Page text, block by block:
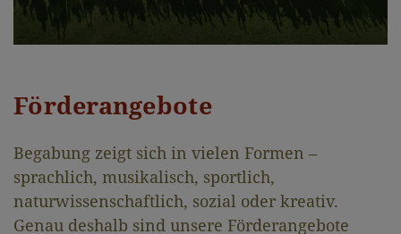
Förderangebote
Begabung zeigt sich in vielen Formen –
sprachlich, musikalisch, sportlich,
naturwissenschaftlich, sozial oder kreativ.
Genau deshalb sind unsere Förderangebote